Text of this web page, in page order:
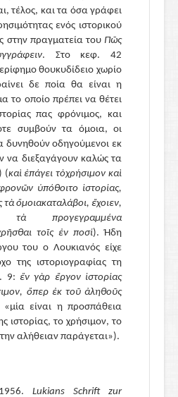
τέλος, και τα όσα γράφει
ενός ιστορικού
στην πραγματεία του Πῶς
. Στο κεφ. 42
θουκυδίδειο χωρίο
δε ποία θα είναι η
το οποίο πρέπει να θέτει
πας φρόνιμος, και
συμβούν τα όμοια, οι
δυνηθούν οδηγούμενοι εκ
να διεξαγάγουν καλώς τα
) (καὶ ἐπάγει τὸχρήσιμον καὶ
ὑπόθοιτο ἱστορίας,
τὰ ὅμοιακαταλάβοι, ἔχοιεν,
τὰ
προγεγραμμένα
τοῖς ἐν ποσί). Ήδη
του ο Λουκιανός είχε
της ιστοριογραφίας τη
9: ἕν γὰρ ἔργον ἱστορίας
ὅπερ ἐκ τοῦ ἀληθοῦς
«μία είναι η προσπάθεια
ιστορίας, το χρήσιμον, το
αλήθειαν παράγεται»).
Lukians Schrift zur